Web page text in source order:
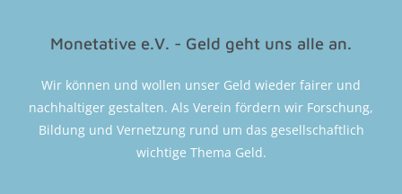
Monetative e.V. - Geld geht uns alle an.
Wir können und wollen unser Geld wieder fairer und
nachhaltiger gestalten. Als Verein fördern wir Forschung,
Bildung und Vernetzung rund um das gesellschaftlich
wichtige Thema Geld.